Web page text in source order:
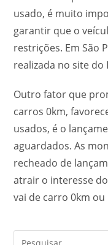
usado, é muito
garantir que o
restrições. Em São
realizada no site do
Outro fator que
carros 0km,
usados, é o
aguardados. As
recheado de
atrair o interesse
vai de carro 0km ou